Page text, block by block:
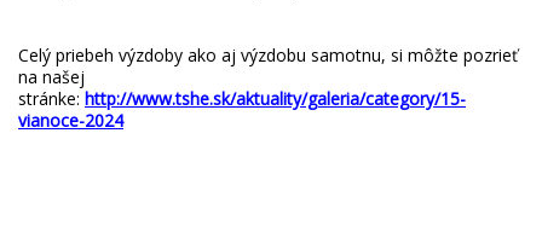
Celý priebeh výzdoby ako aj výzdobu samotnu, si môžte pozrieť
na našej
stránke: http://www.tshe.sk/aktuality/galeria/category/15-
vianoce-2024